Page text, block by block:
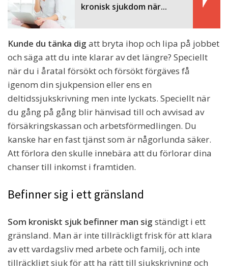
kronisk sjukdom när...
Kunde du tänka dig att bryta ihop och lipa på jobbet
och säga att du inte klarar av det längre? Speciellt
när du i åratal försökt och försökt förgäves få
igenom din sjukpension eller ens en
deltidssjukskrivning men inte lyckats. Speciellt när
du gång på gång blir hänvisad till och avvisad av
försäkringskassan och arbetsförmedlingen. Du
kanske har en fast tjänst som är någorlunda säker.
Att förlora den skulle innebära att du förlorar dina
chanser till inkomst i framtiden.
Befinner sig i ett gränsland
Som kroniskt sjuk befinner man sig ständigt i ett
gränsland. Man är inte tillräckligt frisk för att klara
av ett vardagsliv med arbete och familj, och inte
tillräckligt sjuk för att ha rätt till sjukskrivning och